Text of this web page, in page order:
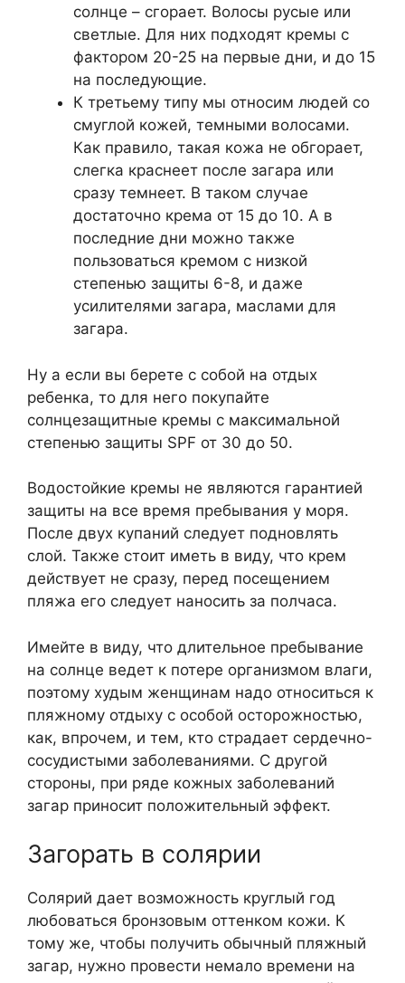
солнце – сгорает. Волосы русые или
светлые. Для них подходят кремы с
фактором 20-25 на первые дни, и до 15
на последующие.
К третьему типу мы относим людей со
смуглой кожей, темными волосами.
Как правило, такая кожа не обгорает,
слегка краснеет после загара или
сразу темнеет. В таком случае
достаточно крема от 15 до 10. А в
последние дни можно также
пользоваться кремом с низкой
степенью защиты 6-8, и даже
усилителями загара, маслами для
загара.
Ну а если вы берете с собой на отдых
ребенка, то для него покупайте
солнцезащитные кремы с максимальной
степенью защиты SPF от 30 до 50.
Водостойкие кремы не являются гарантией
защиты на все время пребывания у моря.
После двух купаний следует подновлять
слой. Также стоит иметь в виду, что крем
действует не сразу, перед посещением
пляжа его следует наносить за полчаса.
Имейте в виду, что длительное пребывание
на солнце ведет к потере организмом влаги,
поэтому худым женщинам надо относиться к
пляжному отдыху с особой осторожностью,
как, впрочем, и тем, кто страдает сердечно-
сосудистыми заболеваниями. С другой
стороны, при ряде кожных заболеваний
загар приносит положительный эффект.
Загорать в солярии
Солярий дает возможность круглый год
любоваться бронзовым оттенком кожи. К
тому же, чтобы получить обычный пляжный
загар, нужно провести немало времени на